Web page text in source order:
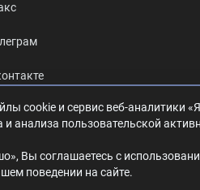
cookie и сервис веб-аналитики
анализа пользовательской
Вы соглашаетесь с
поведении на сайте.